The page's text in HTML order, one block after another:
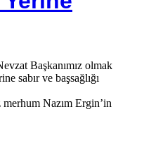
Başkanımız olmak
sabır ve başsağlığı